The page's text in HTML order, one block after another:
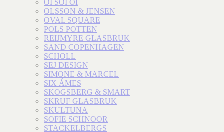
OI SOI OI
OLSSON & JENSEN
OVAL SQUARE
POLS POTTEN
REIJMYRE GLASBRUK
SAND COPENHAGEN
SCHOLL
SEJ DESIGN
SIMONE & MARCEL
SIX ÁMES
SKOGSBERG & SMART
SKRUF GLASBRUK
SKULTUNA
SOFIE SCHNOOR
STACKELBERGS